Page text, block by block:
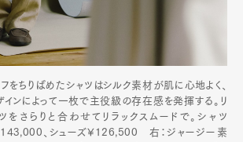
をちりばめたシャツはシルク素材が肌に心地よく、
ンによって一枚で主役級の存在感を発揮する。リ
をさらりと合わせてリラックスムードで。シャツ
、シューズ¥126,500 右：ジャージー素